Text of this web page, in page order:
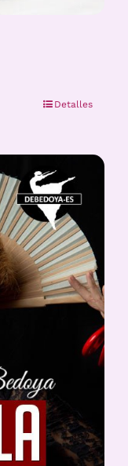
Detalles